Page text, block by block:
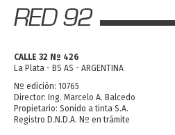
CALLE 32 Nº 426
La Plata - BS AS - ARGENTINA
Nº edición: 10765
Director: Ing. Marcelo A. Balcedo
Propietario: Sonido a tinta S.A.
Registro D.N.D.A. Nº en trámite